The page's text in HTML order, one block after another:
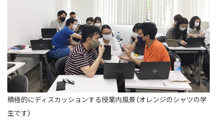
積極的にディスカッションする授業内風景（オレンジのシャツの学
生です）